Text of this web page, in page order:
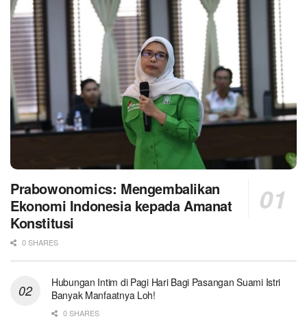
Prabowonomics: Mengembalikan
Ekonomi Indonesia kepada Amanat
Konstitusi
0 SHARES
Hubungan Intim di Pagi Hari Bagi Pasangan Suami Istri
Banyak Manfaatnya Loh!
0 SHARES